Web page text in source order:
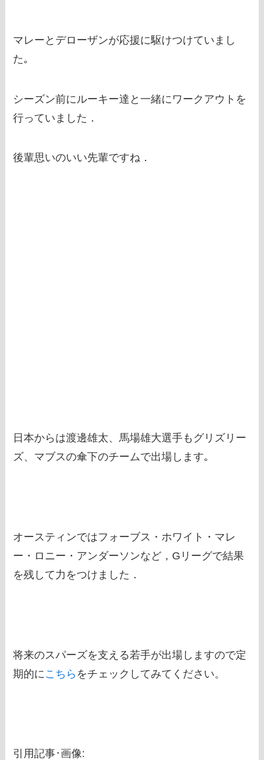
マレーとデローザンが応援に駆けつけていまし
た｡
シーズン前にルーキー達と一緒にワークアウトを
行っていました．
後輩思いのいい先輩ですね．
日本からは渡邊雄太、馬場雄大選手もグリズリー
ズ、マブスの傘下のチームで出場します｡
オースティンではフォーブス・ホワイト・マレ
ー・ロニー・アンダーソンなど，Gリーグで結果
を残して力をつけました．
将来のスパーズを支える若手が出場しますので定
期的に こちら をチェックしてみてください。
引用記事･画像: